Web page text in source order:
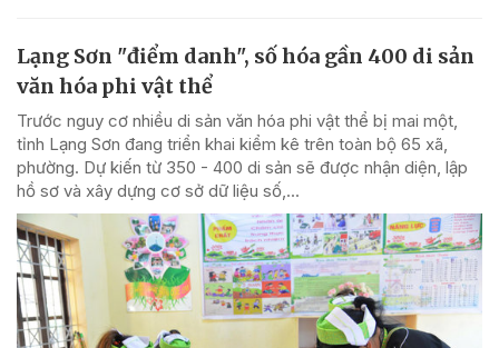
Lạng Sơn "điểm danh", số hóa gần 400 di sản
văn hóa phi vật thể
Trước nguy cơ nhiều di sản văn hóa phi vật thể bị mai một,
tỉnh Lạng Sơn đang triển khai kiểm kê trên toàn bộ 65 xã,
phường. Dự kiến từ 350 - 400 di sản sẽ được nhận diện, lập
hồ sơ và xây dựng cơ sở dữ liệu số,...